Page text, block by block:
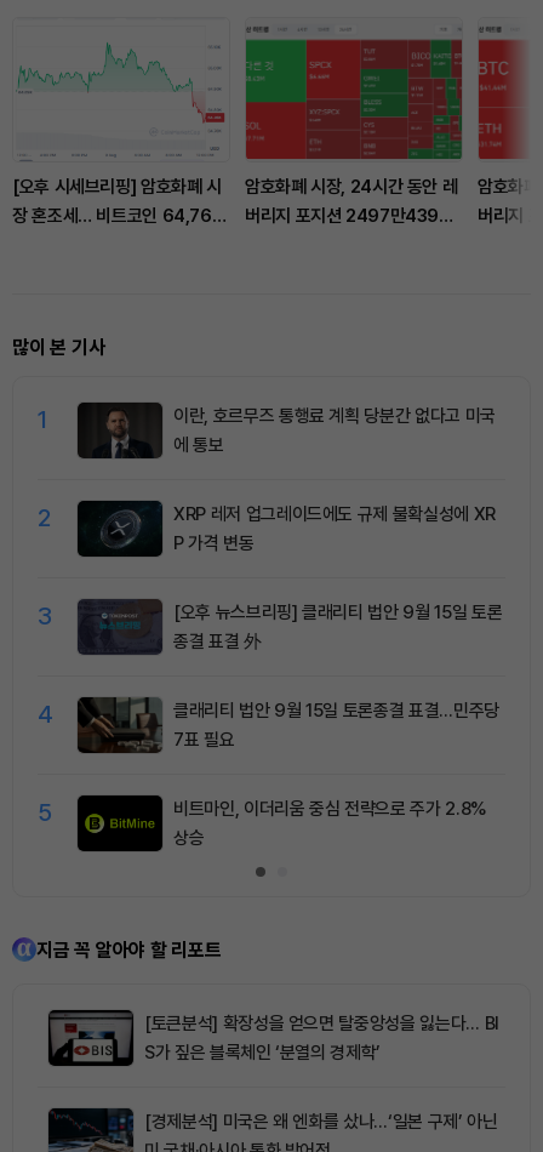
[오후 시세브리핑] 암호화폐 시
장 혼조세… 비트코인 64,762
암호화폐 시장, 24시간 동안 레
버리지 포지션 2497만4392
암호화
버리지
많이 본 기사
1
이란, 호르무즈 통행료 계획 당분간 없다고 미국
에 통보
2
XRP 레저 업그레이드에도 규제 불확실성에 XR
P 가격 변동
3
[오후 뉴스브리핑] 클래리티 법안 9월 15일 토론
종결 표결 外
4
클래리티 법안 9월 15일 토론종결 표결…민주당
7표 필요
5
비트마인, 이더리움 중심 전략으로 주가 2.8%
상승
지금 꼭 알아야 할 리포트
[토큰분석] 확장성을 얻으면 탈중앙성을 잃는다… BI
S가 짚은 블록체인 ‘분열의 경제학’
[경제분석] 미국은 왜 엔화를 샀나…‘일본 구제’ 아닌